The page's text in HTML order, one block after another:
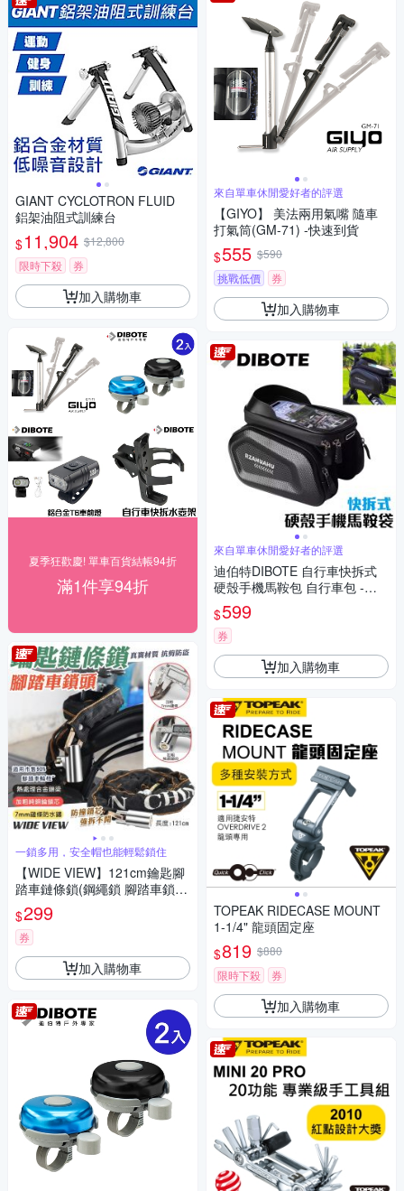
GIANT CYCLOTRON FLUID
鋁架油阻式訓練台
$11,904 $12,800
限時下殺
券
加入購物車
夏季狂歡慶! 單車百貨結帳94折
滿1件享94折
一鎖多用，安全帽也能輕鬆鎖住
【WIDE VIEW】121cm鑰匙腳
踏車鏈條鎖(鋼繩鎖 腳踏車鎖
自行車鎖住 安全帽鎖 鍊條門鎖/
ZH-844)
$299
券
加入購物車
來自單車休閒愛好者的評選
【GIYO】 美法兩用氣嘴 隨車
打氣筒(GM-71) -快速到貨
$555 $590
挑戰低價
券
加入購物車
來自單車休閒愛好者的評選
迪伯特DIBOTE 自行車快拆式
硬殼手機馬鞍包 自行車包 -快
速到貨
$599
券
加入購物車
TOPEAK RIDECASE MOUNT
1-1/4" 龍頭固定座
$819 $880
限時下殺
券
加入購物車